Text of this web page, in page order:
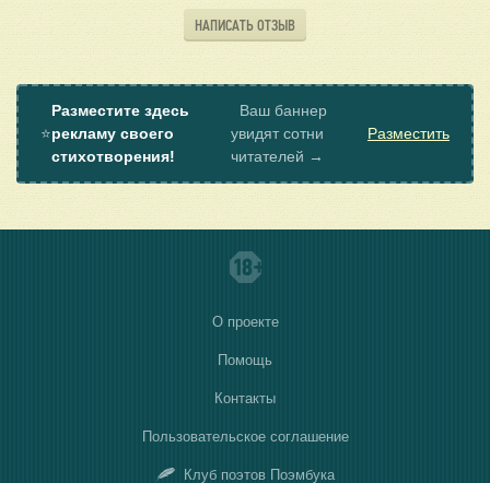
НАПИСАТЬ ОТЗЫВ
⭐
Разместите здесь
рекламу своего
стихотворения!
Ваш баннер
увидят сотни
читателей →
Разместить
О проекте
Помощь
Контакты
Пользовательское соглашение
Клуб поэтов Поэмбука